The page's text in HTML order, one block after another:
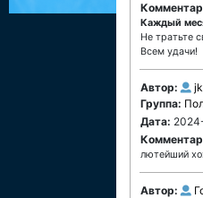
Каждый
Не тратьте
Всем удачи!
Автор:
Группа:
Дата:
лютейший
Автор: